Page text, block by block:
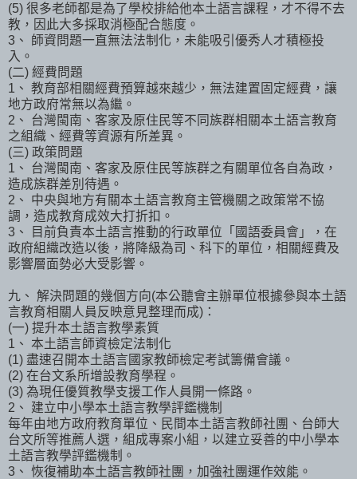
(5) 很多老師都是為了學校排給他本土語言課程，才不得不去
教，因此大多採取消極配合態度。
3、 師資問題一直無法法制化，未能吸引優秀人才積極投
入。
(二) 經費問題
1、 教育部相關經費預算越來越少，無法建置固定經費，讓
地方政府常無以為繼。
2、 台灣閩南、客家及原住民等不同族群相關本土語言教育
之組織、經費等資源有所差異。
(三) 政策問題
1、 台灣閩南、客家及原住民等族群之有關單位各自為政，
造成族群差別待遇。
2、 中央與地方有關本土語言教育主管機關之政策常不協
調，造成教育成效大打折扣。
3、 目前負責本土語言推動的行政單位「國語委員會」，在
政府組織改造以後，將降級為司、科下的單位，相關經費及
影響層面勢必大受影響。
九、 解決問題的幾個方向(本公聽會主辦單位根據參與本土語
言教育相關人員反映意見整理而成)：
(一) 提升本土語言教學素質
1、 本土語言師資檢定法制化
(1) 盡速召開本土語言國家教師檢定考試籌備會議。
(2) 在台文系所增設教育學程。
(3) 為現任優質教學支援工作人員開一條路。
2、 建立中小學本土語言教學評鑑機制
每年由地方政府教育單位、民間本土語言教師社團、台師大
台文所等推薦人選，組成專案小組，以建立妥善的中小學本
土語言教學評鑑機制。
3、 恢復補助本土語言教師社團，加強社團運作效能。